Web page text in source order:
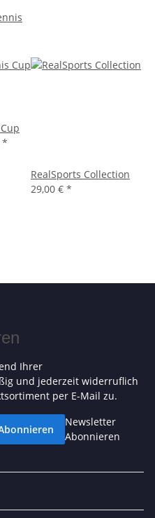
*
RealSports Collection
29,00 € *
Ihrer
und jederzeit widerruflich
per E-Mail zu.
Newsletter
Abonnieren